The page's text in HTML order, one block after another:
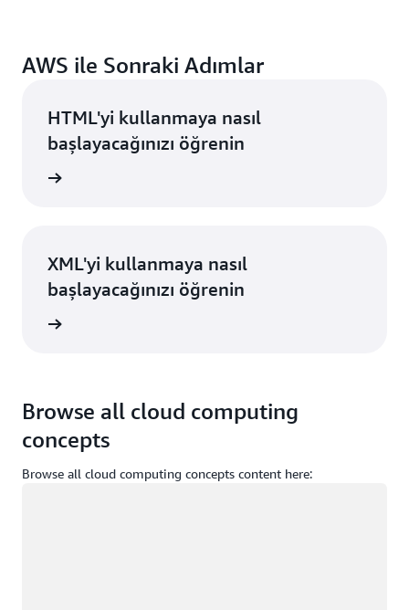
AWS ile Sonraki Adımlar
HTML'yi kullanmaya nasıl
başlayacağınızı öğrenin
XML'yi kullanmaya nasıl
başlayacağınızı öğrenin
Browse all cloud computing
concepts
Browse all cloud computing concepts content here: